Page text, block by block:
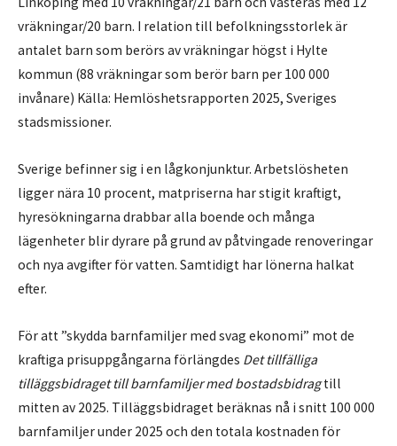
vräkningar/20 barn. I relation till befolkningsstorlek är
antalet barn som berörs av vräkningar högst i Hylte
kommun (88 vräkningar som berör barn per 100 000
invånare) Källa: Hemlöshetsrapporten 2025, Sveriges
stadsmissioner.
Sverige befinner sig i en lågkonjunktur. Arbetslösheten
ligger nära 10 procent, matpriserna har stigit kraftigt,
hyresökningarna drabbar alla boende och många
lägenheter blir dyrare på grund av påtvingade renoveringar
och nya avgifter för vatten. Samtidigt har lönerna halkat
efter.
För att ”skydda barnfamiljer med svag ekonomi” mot de
kraftiga prisuppgångarna förlängdes Det tillfälliga
tilläggsbidraget till barnfamiljer med bostadsbidragtill
mitten av 2025. Tilläggsbidraget beräknas nå i snitt 100 000
barnfamiljer under 2025 och den totala kostnaden för